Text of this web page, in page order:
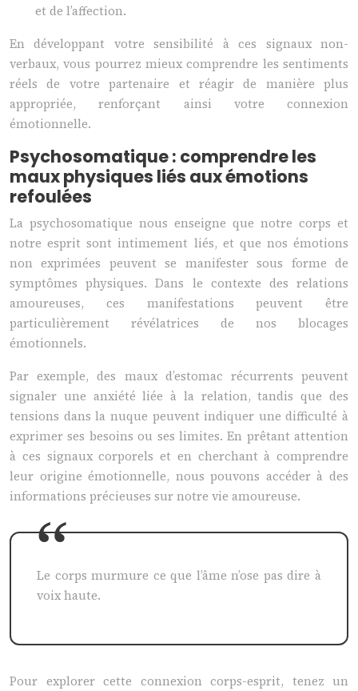
et de l’affection.
En développant votre sensibilité à ces signaux non-
verbaux, vous pourrez mieux comprendre les sentiments
réels de votre partenaire et réagir de manière plus
appropriée, renforçant ainsi votre connexion
émotionnelle.
Psychosomatique : comprendre les
maux physiques liés aux émotions
refoulées
La psychosomatique nous enseigne que notre corps et
notre esprit sont intimement liés, et que nos émotions
non exprimées peuvent se manifester sous forme de
symptômes physiques. Dans le contexte des relations
amoureuses, ces manifestations peuvent être
particulièrement révélatrices de nos blocages
émotionnels.
Par exemple, des maux d’estomac récurrents peuvent
signaler une anxiété liée à la relation, tandis que des
tensions dans la nuque peuvent indiquer une difficulté à
exprimer ses besoins ou ses limites. En prêtant attention
à ces signaux corporels et en cherchant à comprendre
leur origine émotionnelle, nous pouvons accéder à des
informations précieuses sur notre vie amoureuse.
Le corps murmure ce que l’âme n’ose pas dire à
voix haute.
Pour explorer cette connexion corps-esprit, tenez un